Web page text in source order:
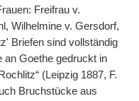
Freifrau v.
Wilhelmine v. Gersdorf,
Briefen sind vollständig
Goethe gedruckt in
(Leipzig 1887, F.
Bruchstücke aus